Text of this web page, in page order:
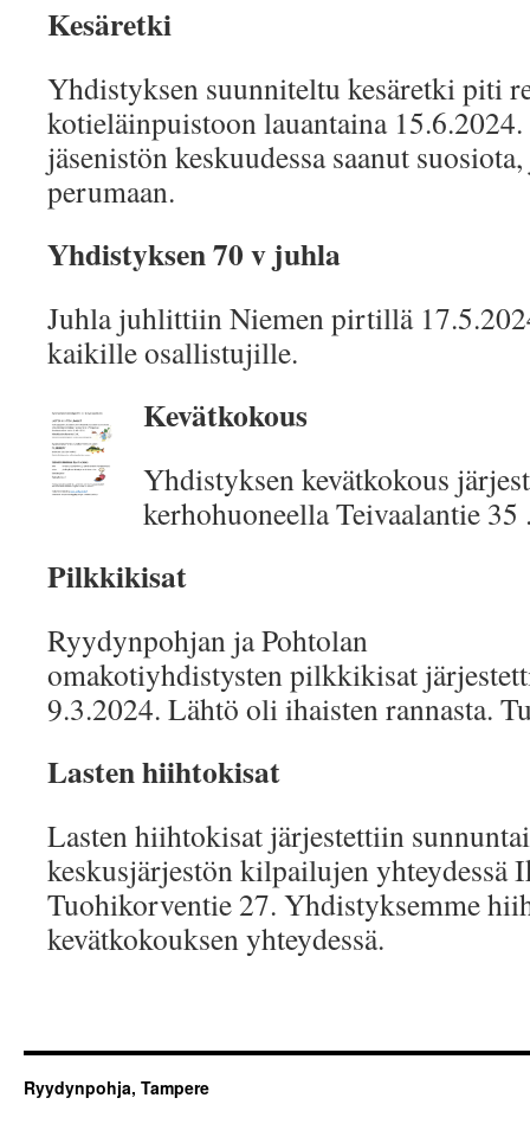
Kesäretki
Yhdistyksen suunniteltu kesäretki piti
kotieläinpuistoon lauantaina
jäsenistön keskuudessa saanut
perumaan.
Yhdistyksen 70 v juhla
Juhla juhlittiin Niemen pirtillä
kaikille osallistujille.
Kevätkokous
Yhdistyksen kevätkokous
kerhohuoneella Teivaalantie 35
Pilkkikisat
Ryydynpohjan ja Pohtolan
omakotiyhdistysten pilkkikisat
9.3.2024. Lähtö oli ihaisten rannasta.
Lasten hiihtokisat
Lasten hiihtokisat järjestettiin
keskusjärjestön kilpailujen yhteydessä
Tuohikorventie 27. Yhdistyksemme
kevätkokouksen yhteydessä.
Ryydynpohja, Tampere